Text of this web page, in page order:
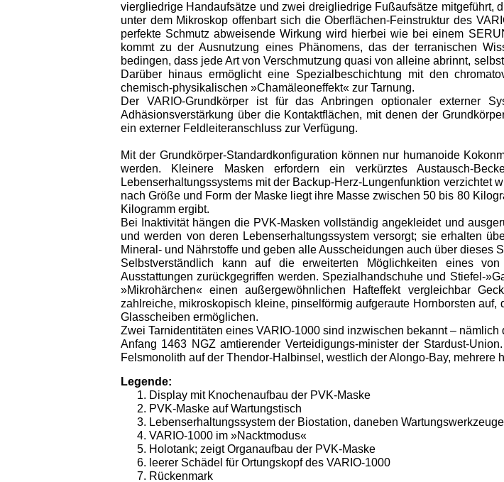
viergliedrige Handaufsätze und zwei dreigliedrige Fußaufsätze mitgeführt,
unter dem Mikroskop offenbart sich die Oberflächen-Feinstruktur des
perfekte Schmutz abweisende Wirkung wird hierbei wie bei einem
kommt zu der Ausnutzung eines Phänomens, das der terranischen
bedingen, dass jede Art von Verschmutzung quasi von alleine abrinnt,
Darüber hinaus ermöglicht eine Spezialbeschichtung mit den
chemisch-physikalischen »Chamäleoneffekt« zur Tarnung.
Der VARIO-Grundkörper ist für das Anbringen optionaler externer
Adhäsionsverstärkung über die Kontaktflächen, mit denen der
ein externer Feldleiteranschluss zur Verfügung.
Mit der Grundkörper-Standardkonfiguration können nur humanoide
werden. Kleinere Masken erfordern ein verkürztes Austausch-
Lebenserhaltungssystems mit der Backup-Herz-Lungenfunktion verzichtet
nach Größe und Form der Maske liegt ihre Masse zwischen 50 bis 80
Kilogramm ergibt.
Bei Inaktivität hängen die PVK-Masken vollständig angekleidet und
und werden von deren Lebenserhaltungssystem versorgt; sie erhalten
Mineral- und Nährstoffe und geben alle Ausscheidungen auch über dieses
Selbstverständlich kann auf die erweiterten Möglichkeiten eines
Ausstattungen zurückgegriffen werden. Spezialhandschuhe und Stiefel-
»Mikrohärchen« einen außergewöhnlichen Hafteffekt vergleichbar
zahlreiche, mikroskopisch kleine, pinselförmig aufgeraute Hornborsten
Glasscheiben ermöglichen.
Zwei Tarnidentitäten eines VARIO-1000 sind inzwischen bekannt –
Anfang 1463 NGZ amtierender Verteidigungs-minister der Stardust-
Felsmonolith auf der Thendor-Halbinsel, westlich der Alongo-Bay,
Legende:
Display mit Knochenaufbau der PVK-Maske
PVK-Maske auf Wartungstisch
Lebenserhaltungssystem der Biostation, daneben Wartungswerkzeuge
VARIO-1000 im »Nacktmodus«
Holotank; zeigt Organaufbau der PVK-Maske
leerer Schädel für Ortungskopf des VARIO-1000
Rückenmark